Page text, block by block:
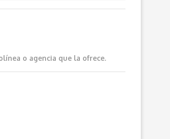
o agencia que la ofrece.